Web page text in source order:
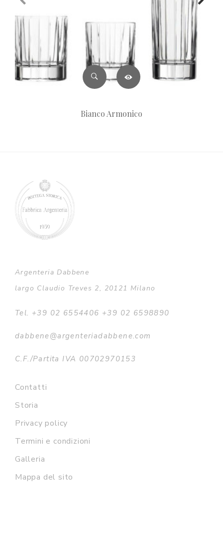
Bianco Armonico
Argenteria Dabbene
largo Claudio Treves 2, 20121 Milano
Tel. +39 02 6554406 +39 02 6598890
dabbene@argenteriadabbene.com
C.F./Partita IVA 00702970153
Contatti
Storia
Privacy policy
Termini e condizioni
Galleria
Mappa del sito